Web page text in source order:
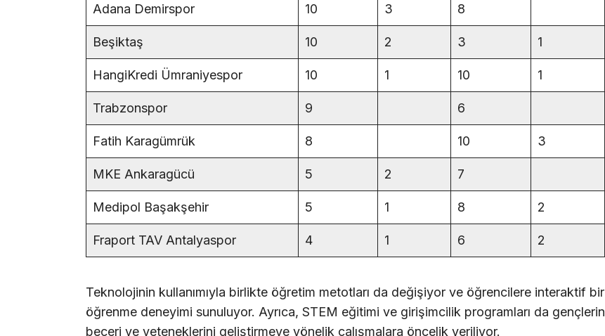
Adana Demirspor 10 3 8
Beşiktaş 10 2 3 1
HangiKredi Ümraniyespor 10 1 10 1
Trabzonspor 9 6
Fatih Karagümrük 8 10 3
MKE Ankaragücü 5 2 7
Medipol Başakşehir 5 1 8 2
Fraport TAV Antalyaspor 4 1 6 2
Teknolojinin kullanımıyla birlikte öğretim metotları da değişiyor ve öğrencilere interaktif bir
öğrenme deneyimi sunuluyor. Ayrıca, STEM eğitimi ve girişimcilik programları da gençlerin
beceri ve yeteneklerini geliştirmeye yönelik çalışmalara öncelik veriliyor.